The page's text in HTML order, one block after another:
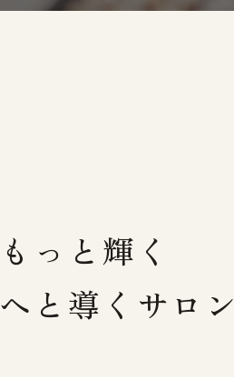
っと輝く
と導くサロン